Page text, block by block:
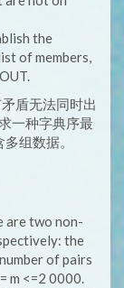
the
of members,
盾无法同时出
一种字典序最
组数据。
are two non-
the
of pairs
m <=2 0000.